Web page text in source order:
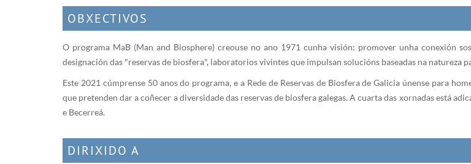
OBXECTIVOS
O programa MaB (Man and Biosphere) creouse no ano 1971 cunha visión: promover unha conexión
designación das "reservas de biosfera", laboratorios vivintes que impulsan solucións baseadas na natureza
Este 2021 cúmprense 50 anos do programa, e a Rede de Reservas de Biosfera de Galicia únense para
que pretenden dar a coñecer a diversidade das reservas de biosfera galegas. A cuarta das xornadas está
e Becerreá.
DIRIXIDO A